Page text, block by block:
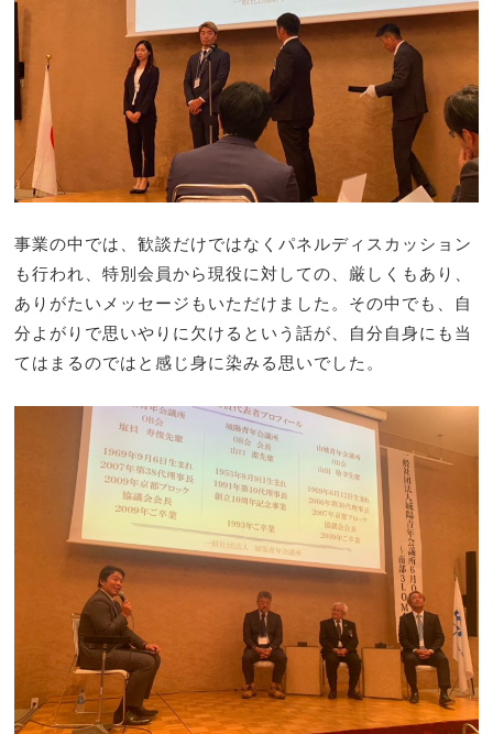
事業の中では、歓談だけではなくパネルディスカッション
も行われ、特別会員から現役に対しての、厳しくもあり、
ありがたいメッセージもいただけました。その中でも、自
分よがりで思いやりに欠けるという話が、自分自身にも当
てはまるのではと感じ身に染みる思いでした。